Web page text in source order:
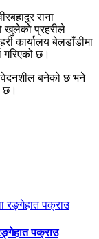
राना
खुलेको प्रहरीले
कार्यालय बेलडाँडीमा
गरिएको छ।
बनेको छ भने
छ।
पक्राउ